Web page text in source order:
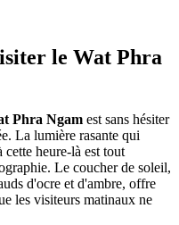
le Wat Phra
Phra Ngam est sans hésiter
La lumière rasante qui
cette heure-là est tout
Le coucher de soleil,
d'ocre et d'ambre, offre
les visiteurs matinaux ne